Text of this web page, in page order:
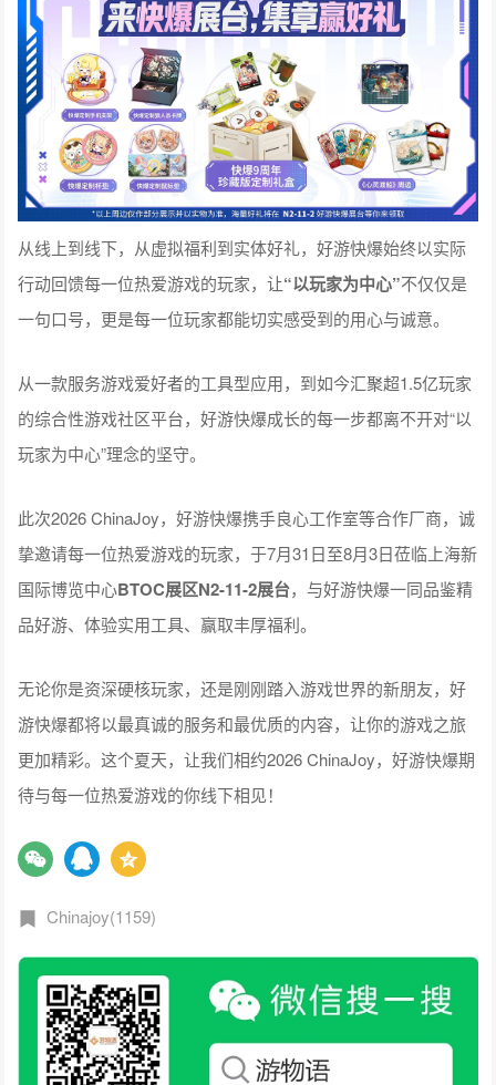
从线上到线下，从虚拟福利到实体好礼，好游快爆始终以实际
行动回馈每一位热爱游戏的玩家，让“以玩家为中心”不仅仅是
一句口号，更是每一位玩家都能切实感受到的用心与诚意。
从一款服务游戏爱好者的工具型应用，到如今汇聚超1.5亿玩家
的综合性游戏社区平台，好游快爆成长的每一步都离不开对“以
玩家为中心”理念的坚守。
此次2026 ChinaJoy，好游快爆携手良心工作室等合作厂商，诚
挚邀请每一位热爱游戏的玩家，于7月31日至8月3日莅临上海新
国际博览中心BTOC展区N2-11-2展台，与好游快爆一同品鉴精
品好游、体验实用工具、赢取丰厚福利。
无论你是资深硬核玩家，还是刚刚踏入游戏世界的新朋友，好
游快爆都将以最真诚的服务和最优质的内容，让你的游戏之旅
更加精彩。这个夏天，让我们相约2026 ChinaJoy，好游快爆期
待与每一位热爱游戏的你线下相见！
Chinajoy(1159)